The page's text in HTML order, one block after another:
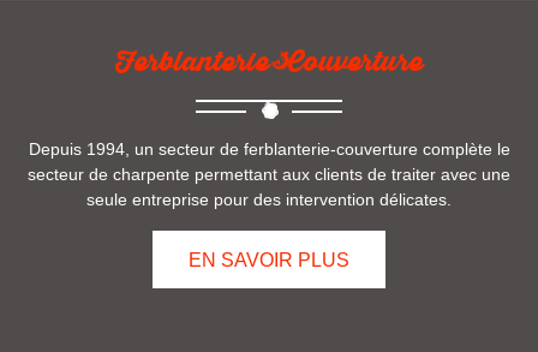
Ferblanterie-Couverture
Depuis 1994, un secteur de ferblanterie-couverture complète le
secteur de charpente permettant aux clients de traiter avec une
seule entreprise pour des intervention délicates.
EN SAVOIR PLUS